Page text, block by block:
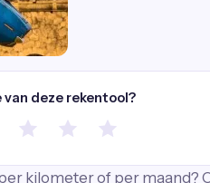
van deze rekentool?
kilometer of per maand?